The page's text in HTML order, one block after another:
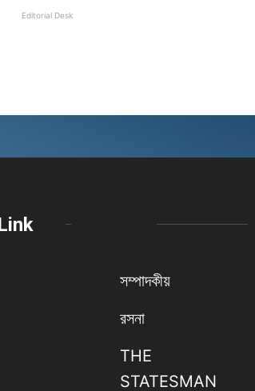
Editorial Desk
সম্পাদকীয়
রসনা
THE
STATESMAN